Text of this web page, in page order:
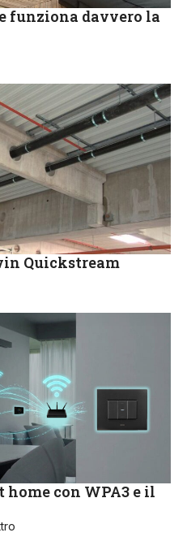
funziona davvero la
Quickstream
con WPA3 e il